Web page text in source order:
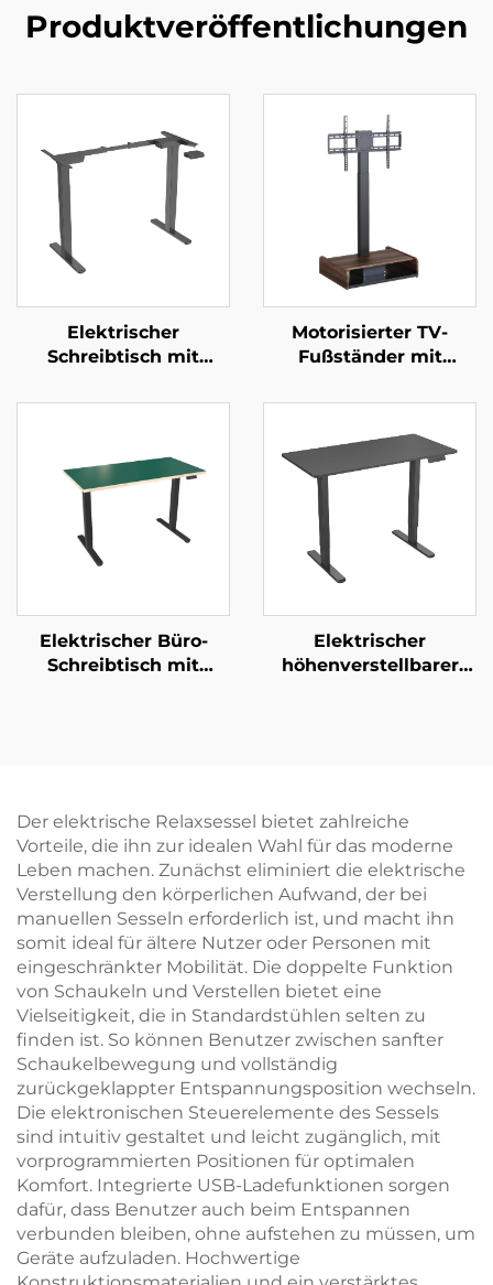
Produktveröffentlichungen
Elektrischer
Schreibtisch mit
höhenverstellbar und
V-MOUNTS JSD2-01
Motorisierter TV-
Fußständer mit
Verstellbarer
Teleskop-Elektro-
Mount für 37–65“-
Bildschirme | V-
MOUNTS VM-TC001
Elektrischer Büro-
Schreibtisch mit
WK
Elektrischer
höhenverstellbarer
Der elektrische Relaxsessel bietet zahlreiche
Vorteile, die ihn zur idealen Wahl für das moderne
Leben machen. Zunächst eliminiert die elektrische
Verstellung den körperlichen Aufwand, der bei
manuellen Sesseln erforderlich ist, und macht ihn
somit ideal für ältere Nutzer oder Personen mit
eingeschränkter Mobilität. Die doppelte Funktion
von Schaukeln und Verstellen bietet eine
Vielseitigkeit, die in Standardstühlen selten zu
finden ist. So können Benutzer zwischen sanfter
Schaukelbewegung und vollständig
zurückgeklappter Entspannungsposition wechseln.
Die elektronischen Steuerelemente des Sessels
sind intuitiv gestaltet und leicht zugänglich, mit
vorprogrammierten Positionen für optimalen
Komfort. Integrierte USB-Ladefunktionen sorgen
dafür, dass Benutzer auch beim Entspannen
verbunden bleiben, ohne aufstehen zu müssen, um
Geräte aufzuladen. Hochwertige